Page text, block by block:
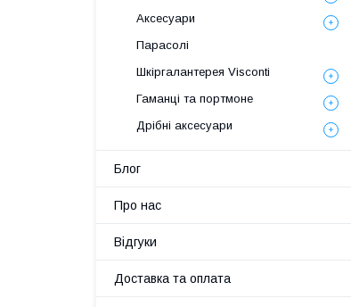
Аксесуари
Парасолі
Шкіргалантерея Visconti
Гаманці та портмоне
Дрібні аксесуари
Блог
Про нас
Відгуки
Доставка та оплата